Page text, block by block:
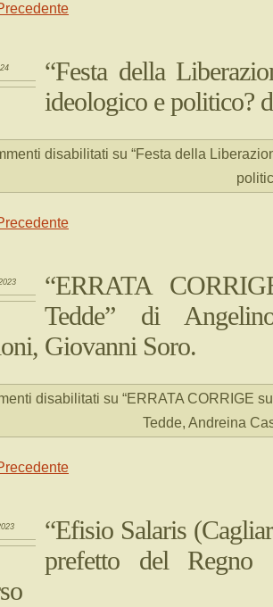
“Festa della
ideologico e politico?
disabilitati su “Festa della
“ERRATA
Tedde” di
Giovanni Soro.
disabilitati su “ERRATA CORRIGE
Tedde, Andreina
“Efisio Salaris
prefetto del Regno